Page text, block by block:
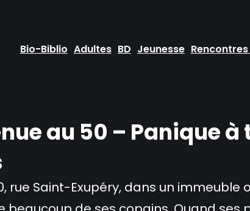
Bio-Biblio Adultes BD Jeunesse
au 50 – Panique à
rue Saint-Exupéry, dans un immeuble